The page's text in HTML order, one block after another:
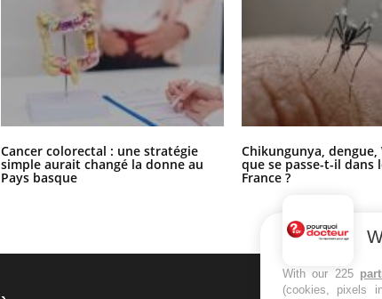
Cancer colorectal : une stratégie
simple aurait changé la donne au
Pays basque
Chikungunya, dengue,
que se passe-t-il dans
France ?
With our 225
(cookies, pixels